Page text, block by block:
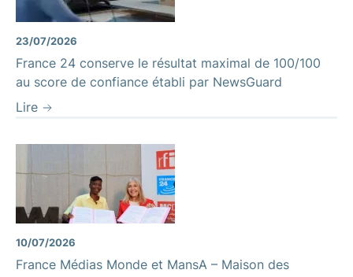
23/07/2026
France 24 conserve le résultat maximal de 100/100
au score de confiance établi par NewsGuard
Lire
10/07/2026
France Médias Monde et MansA – Maison des